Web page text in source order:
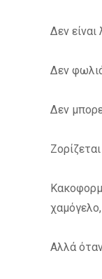
Δεν είναι
Δεν
Δεν
Αλλά